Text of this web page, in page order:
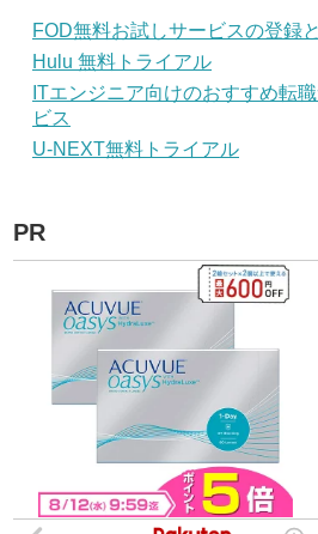
FOD無料お試しサービスの登録
Hulu 無料トライアル
ITエンジニア向けのおすすめ転
ビス
U-NEXT無料トライアル
PR